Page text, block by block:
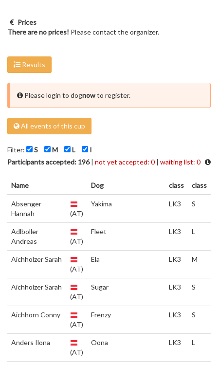
Prices
There are no prices! Please contact the organizer.
Results
Please login to dognowto register.
All events of this cup
Filter: S M L
I
Participants accepted: 196| not yet accepted: 0 | waiting list: 0
Name Dog class class
Absenger
Hannah
(AT)
Yakima LK3 S
Adlboller
Andreas
(AT)
Fleet LK3 L
Aichholzer Sarah
(AT)
Ela LK3 M
Aichholzer Sarah
(AT)
Sugar LK3 S
Aichhorn Conny
(AT)
Frenzy LK3 S
Anders Ilona
(AT)
Oona LK3 L